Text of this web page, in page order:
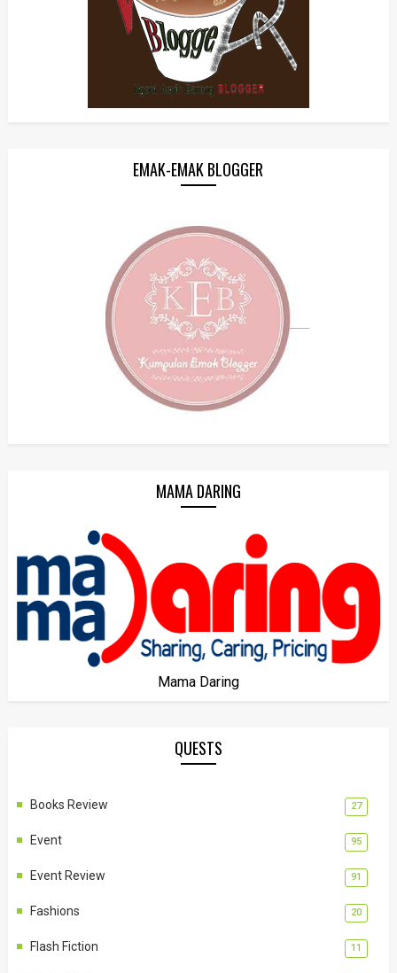
EMAK-EMAK BLOGGER
MAMA DARING
Mama Daring
QUESTS
Books Review 27
Event 95
Event Review 91
Fashions 20
Flash Fiction 11